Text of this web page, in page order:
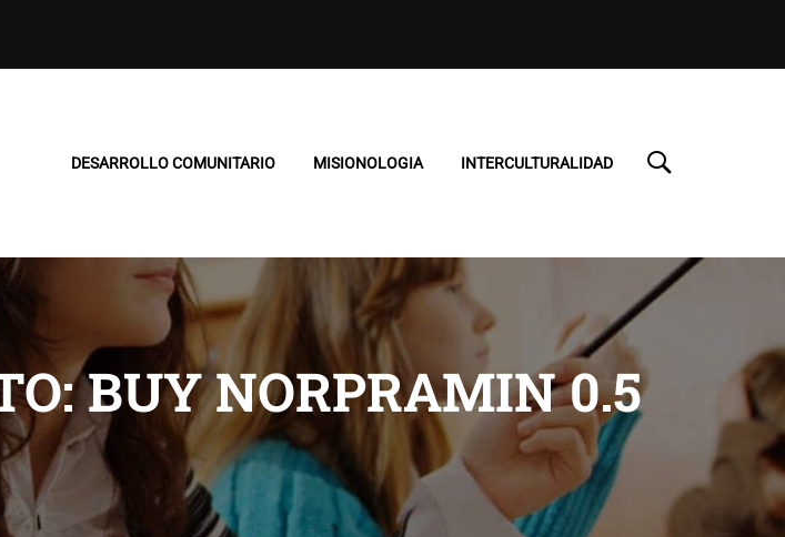
DESARROLLO COMUNITARIO MISIONOLOGIA INTERCULTURALIDAD
BUY NORPRAMIN 0.5